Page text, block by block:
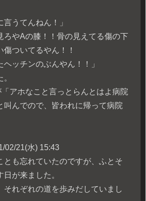
言うてんねん！」
ろやAの膝！！骨の見えてる傷の下
ついてるやん！！
ヘッチンのぶんやん！！」
アホなこと言っとらんとはよ病院
叫んでので、皆われに帰って病院
02/21(水) 15:43
とも忘れていたのですが、ふとそ
が来ました。
それぞれの道を歩みだしていまし